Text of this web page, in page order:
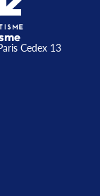
Cedex 13